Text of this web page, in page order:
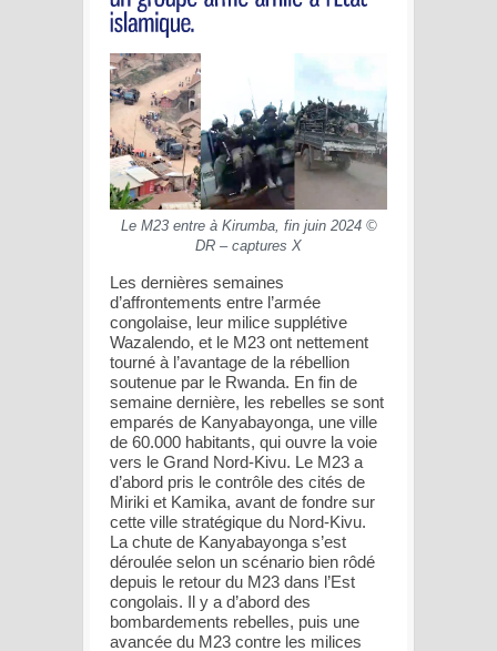
Le M23 entre à Kirumba, fin juin 2024 ©
DR – captures X
Les dernières semaines
d’affrontements entre l’armée
congolaise, leur milice supplétive
Wazalendo, et le M23 ont nettement
tourné à l’avantage de la rébellion
soutenue par le Rwanda. En fin de
semaine dernière, les rebelles se sont
emparés de Kanyabayonga, une ville
de 60.000 habitants, qui ouvre la voie
vers le Grand Nord-Kivu. Le M23 a
d’abord pris le contrôle des cités de
Miriki et Kamika, avant de fondre sur
cette ville stratégique du Nord-Kivu.
La chute de Kanyabayonga s’est
déroulée selon un scénario bien rôdé
depuis le retour du M23 dans l’Est
congolais. Il y a d’abord des
bombardements rebelles, puis une
avancée du M23 contre les milices